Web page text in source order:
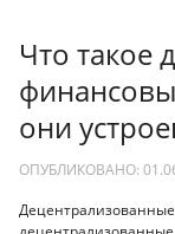
Что такое
они
ОПУБЛИКОВАНО: